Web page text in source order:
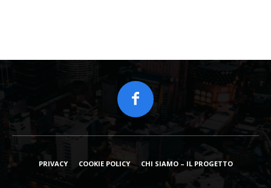
PRIVACY COOKIE POLICY CHI SIAMO – IL PROGETTO